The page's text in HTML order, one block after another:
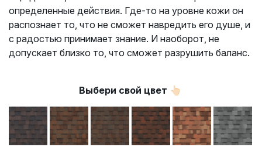
определенные действия. Где-то на уровне кожи он
распознает то, что не сможет навредить его душе, и
с радостью принимает знание. И наоборот, не
допускает близко то, что сможет разрушить баланс.
Выбери свой цвет 👆🏻